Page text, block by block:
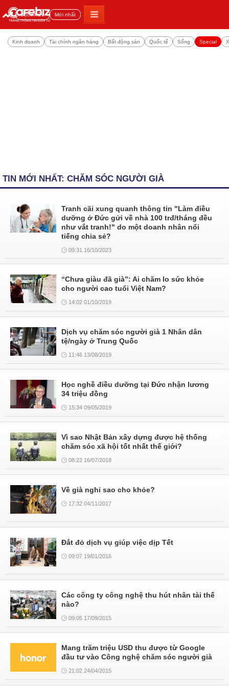
Đọc nhiều Mới nhất
Kinh doanh Tài chính ngân hàng Bất động sản Quốc tế Sống Special
TIN MỚI NHẤT: CHĂM SÓC NGƯỜI GIÀ
Tranh cãi xung quanh thông tin "Làm điều
dưỡng ở Đức gửi về nhà 100 trđ/tháng đều
như vắt tranh!" do một doanh nhân nổi
tiếng chia sẻ?
09:31 16/10/2023
“Chưa giàu đã già”: Ai chăm lo sức khỏe
cho người cao tuổi Việt Nam?
14:02 01/10/2019
Dịch vụ chăm sóc người già 1 Nhân dân
tệ/ngày ở Trung Quốc
11:46 13/08/2019
Học nghề điều dưỡng tại Đức nhận lương
34 triệu đồng
15:34 09/05/2019
Vì sao Nhật Bản xây dựng được hệ thống
chăm sóc xã hội tốt nhất thế giới?
08:22 16/07/2018
Về già nghỉ sao cho khỏe?
17:32 04/11/2017
Đắt đỏ dịch vụ giúp việc dịp Tết
09:07 19/01/2016
Các công ty công nghệ thu hút nhân tài thế
nào?
09:05 17/09/2015
Mang trăm triệu USD thu được từ Google
đầu tư vào Công nghệ chăm sóc người già
21:02 24/04/2015